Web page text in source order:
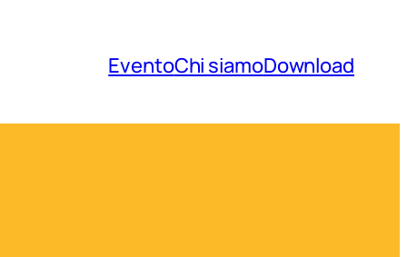
EventoChi siamoDownload